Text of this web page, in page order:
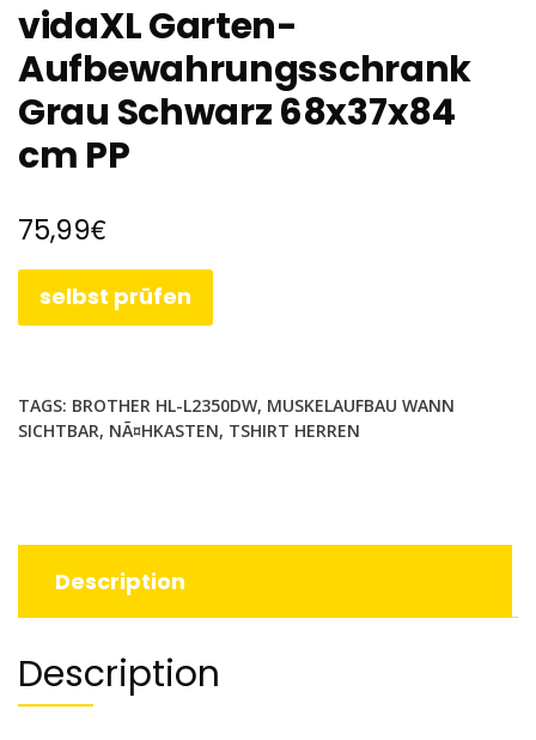
vidaXL Garten-
Aufbewahrungsschrank
Grau Schwarz 68x37x84
cm PP
75,99€
selbst prüfen
TAGS: BROTHER HL-L2350DW, MUSKELAUFBAU WANN
SICHTBAR, NÃ¤HKASTEN, TSHIRT HERREN
Description
Description